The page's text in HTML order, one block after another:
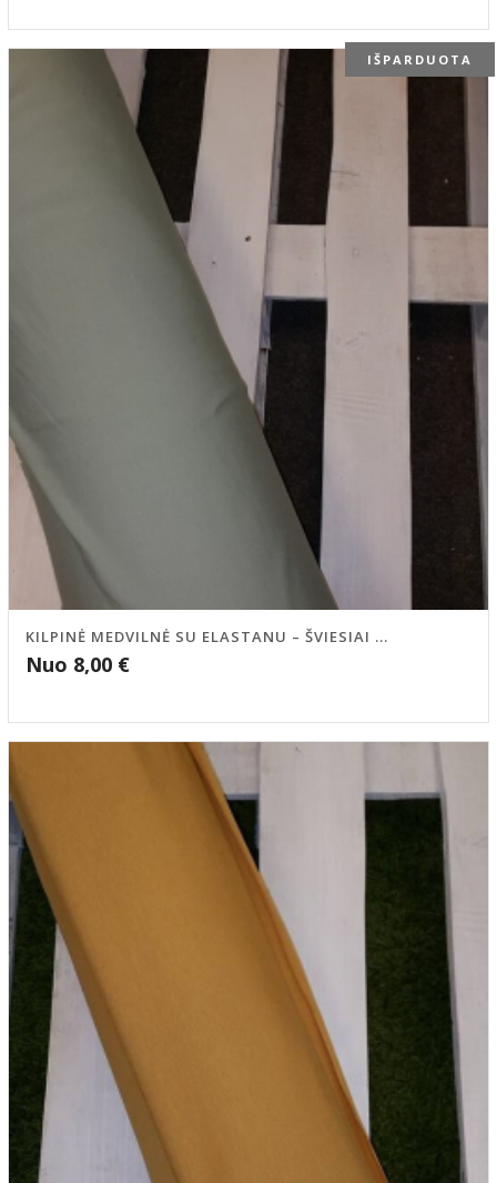
IŠPARDUOTA
KILPINĖ MEDVILNĖ SU ELASTANU – ŠVIESIAI ...
Nuo 8,00 €